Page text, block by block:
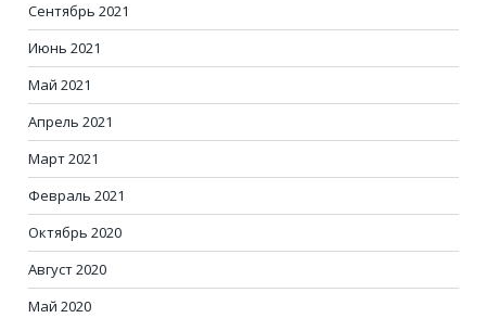
Сентябрь 2021
Июнь 2021
Май 2021
Апрель 2021
Март 2021
Февраль 2021
Октябрь 2020
Август 2020
Май 2020